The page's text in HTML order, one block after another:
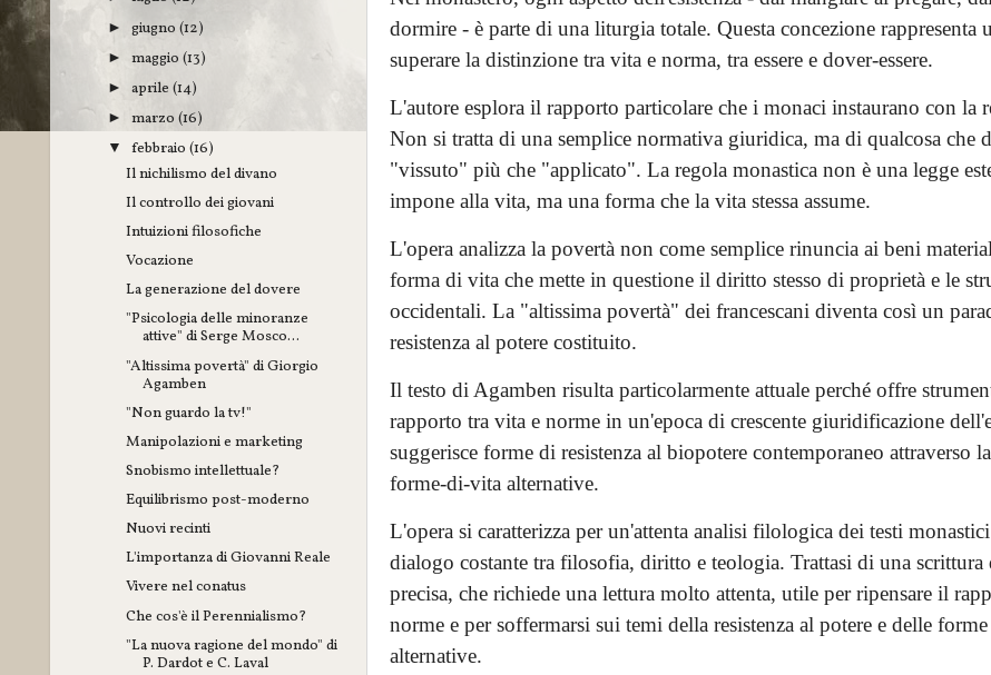
dormire - è parte di una liturgia totale. Questa concezione rappresenta
superare la distinzione tra vita e norma, tra essere e dover-essere.
L'autore esplora il rapporto particolare che i monaci instaurano con la
Non si tratta di una semplice normativa giuridica, ma di qualcosa che
"vissuto" più che "applicato". La regola monastica non è una legge
impone alla vita, ma una forma che la vita stessa assume.
L'opera analizza la povertà non come semplice rinuncia ai beni
forma di vita che mette in questione il diritto stesso di proprietà e le
occidentali. La "altissima povertà" dei francescani diventa così un
resistenza al potere costituito.
Il testo di Agamben risulta particolarmente attuale perché offre
rapporto tra vita e norme in un'epoca di crescente giuridificazione
suggerisce forme di resistenza al biopotere contemporaneo attraverso
forme-di-vita alternative.
L'opera si caratterizza per un'attenta analisi filologica dei testi
dialogo costante tra filosofia, diritto e teologia. Trattasi di una scrittura
precisa, che richiede una lettura molto attenta, utile per ripensare il
norme e per soffermarsi sui temi della resistenza al potere e delle
alternative.
► giugno (12)
► maggio (13)
► aprile (14)
► marzo (16)
▼ febbraio (16)
Il nichilismo del divano
Il controllo dei giovani
Intuizioni filosofiche
Vocazione
La generazione del dovere
"Psicologia delle minoranze
attive" di Serge Mosco...
"Altissima povertà" di Giorgio
Agamben
"Non guardo la tv!"
Manipolazioni e marketing
Snobismo intellettuale?
Equilibrismo post-moderno
Nuovi recinti
L'importanza di Giovanni Reale
Vivere nel conatus
Che cos'è il Perennialismo?
"La nuova ragione del mondo" di
P. Dardot e C. Laval